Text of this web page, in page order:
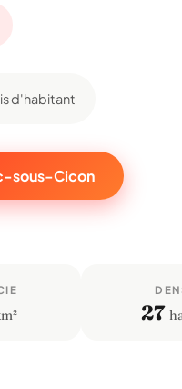
d'habitant
sous-Cicon
27